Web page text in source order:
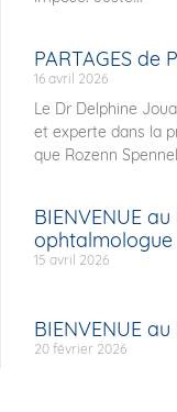
PARTAGES de
16 avril 2026
Le Dr Delphine
et experte dans la
que Rozenn
BIENVENUE
ophtalmologue
15 avril 2026
BIENVENUE
20 février 2026